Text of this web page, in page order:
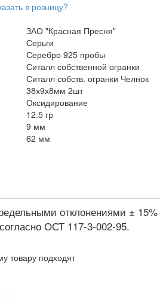
в розницу?
ЗАО "Красная Пресня"
Серьги
Серебро 925 пробы
Ситалл собственной огранки
Ситалл собств. огранки Челнок
38х9х8мм 2шт
Оксидирование
12.5 гр
9 мм
62 мм
отклонениями ± 15%
ОСТ 117-3-002-95.
товару подходят